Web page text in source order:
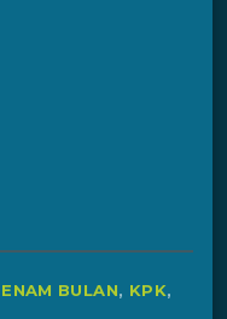
ENAM BULAN, KPK,